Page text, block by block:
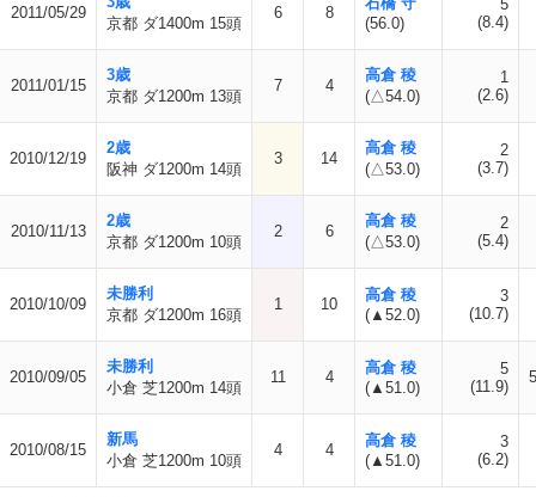
2011/05/29
京都 ダ1400m 15頭
6 8
(56.0)
5
(8.4)
2011/01/15
3歳
京都 ダ1200m 13頭
7 4
高倉 稜
(△54.0)
1
(2.6)
2010/12/19
2歳
阪神 ダ1200m 14頭
3 14
高倉 稜
(△53.0)
2
(3.7)
2010/11/13
2歳
京都 ダ1200m 10頭
2 6
高倉 稜
(△53.0)
2
(5.4)
2010/10/09
未勝利
京都 ダ1200m 16頭
1 10
高倉 稜
(▲52.0)
3
(10.7)
2010/09/05
未勝利
小倉 芝1200m 14頭
11 4
高倉 稜
(▲51.0)
5
(11.9)
2010/08/15
新馬
小倉 芝1200m 10頭
4 4
高倉 稜
(▲51.0)
3
(6.2)